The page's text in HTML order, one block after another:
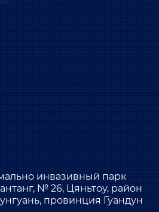
инвазивный парк
№ 26, Цяньтоу, район
провинция Гуандун